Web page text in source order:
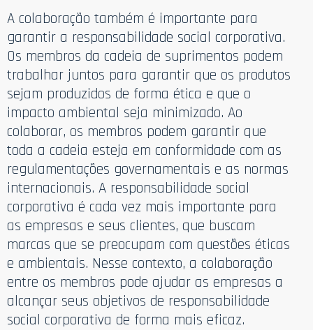
A colaboração também é importante para
garantir a responsabilidade social corporativa.
Os membros da cadeia de suprimentos podem
trabalhar juntos para garantir que os produtos
sejam produzidos de forma ética e que o
impacto ambiental seja minimizado. Ao
colaborar, os membros podem garantir que
toda a cadeia esteja em conformidade com as
regulamentações governamentais e as normas
internacionais. A responsabilidade social
corporativa é cada vez mais importante para
as empresas e seus clientes, que buscam
marcas que se preocupam com questões éticas
e ambientais. Nesse contexto, a colaboração
entre os membros pode ajudar as empresas a
alcançar seus objetivos de responsabilidade
social corporativa de forma mais eficaz.